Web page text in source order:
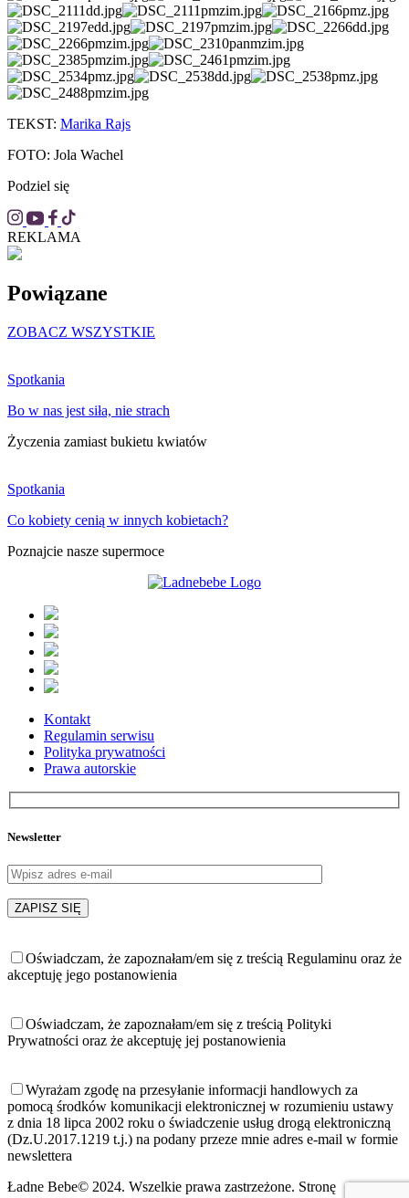
TEKST: Marika Rajs
FOTO: Jola Wachel
Podziel się
REKLAMA
Powiązane
ZOBACZ WSZYSTKIE
Spotkania
Bo w nas jest siła, nie strach
Życzenia zamiast bukietu kwiatów
Spotkania
Co kobiety cenią w innych kobietach?
Poznajcie nasze supermoce
Kontakt
Regulamin serwisu
Polityka prywatności
Prawa autorskie
Newsletter
Oświadczam, że zapoznałam/em się z treścią Regulaminu oraz że
akceptuję jego postanowienia
Oświadczam, że zapoznałam/em się z treścią Polityki
Prywatności oraz że akceptuję jej postanowienia
Wyrażam zgodę na przesyłanie informacji handlowych za
pomocą środków komunikacji elektronicznej w rozumieniu ustawy
z dnia 18 lipca 2002 roku o świadczenie usług drogą elektroniczną
(Dz.U.2017.1219 t.j.) na podany przeze mnie adres e-mail w formie
newslettera
Ładne Bebe© 2024. Wszelkie prawa zastrzeżone. Stronę